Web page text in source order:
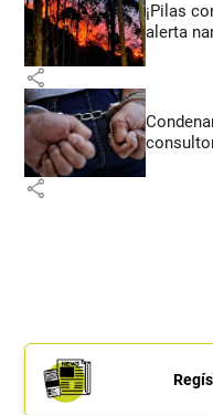
¡Pilas
alerta
share
share